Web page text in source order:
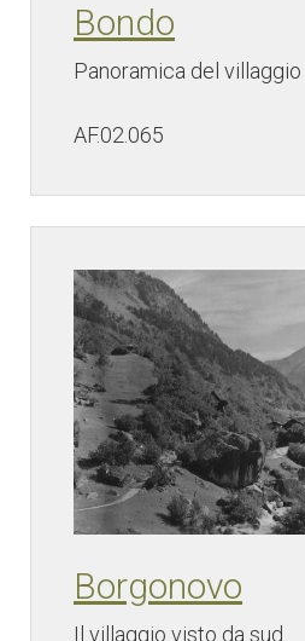
Bondo
Panoramica del villaggio
AF.02.065
Borgonovo
Il villaggio visto da sud